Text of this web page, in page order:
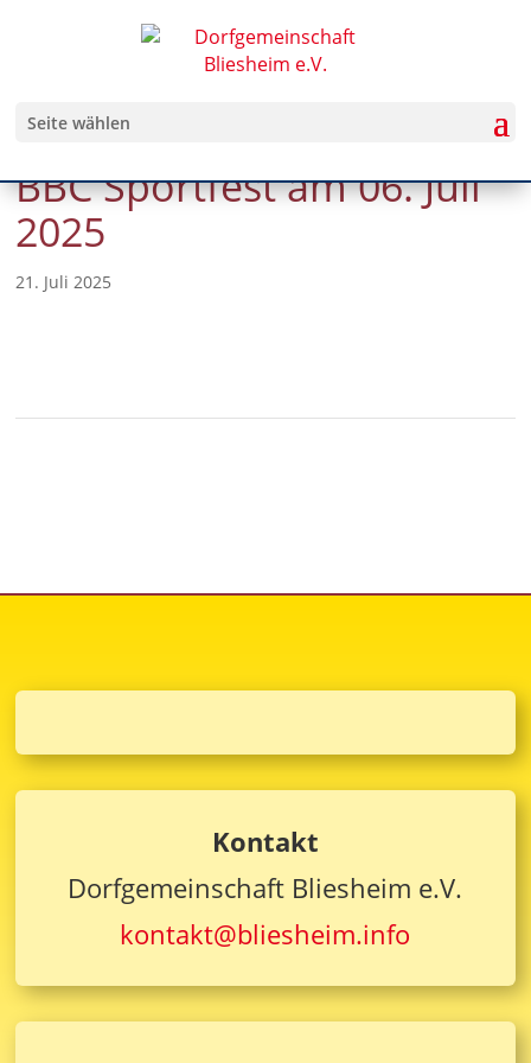
Seite wählen
BBC Sportfest am 06. Juli
2025
21. Juli 2025
Kontakt
Dorfgemeinschaft Bliesheim e.V.
kontakt@bliesheim.info